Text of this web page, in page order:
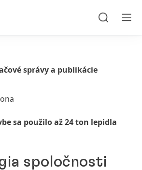
správy a publikácie
sa použilo až 24 ton lepidla
spoločnosti